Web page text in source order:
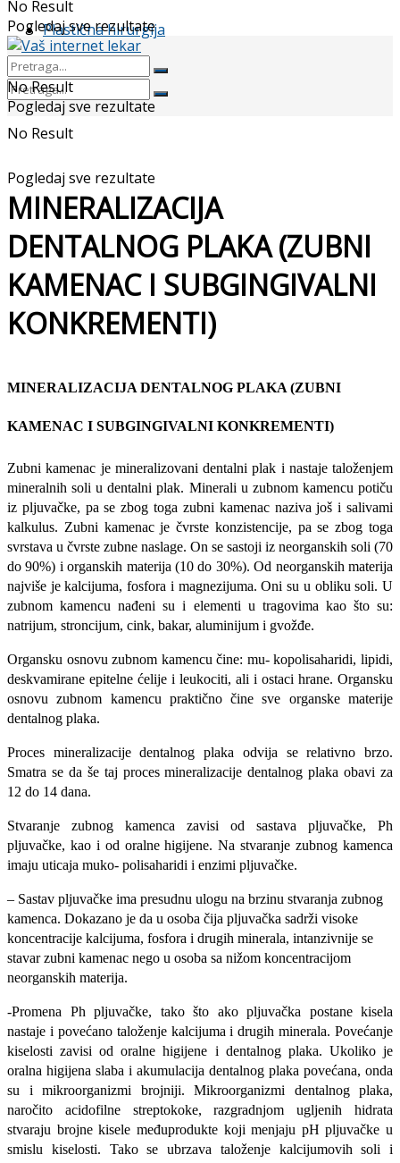
Plastična hirurgija
No Result
Pogledaj sve rezultate
No Result
Pogledaj sve rezultate
No Result
Pogledaj sve rezultate
MINERALIZACIJA
DENTALNOG PLAKA (ZUBNI
KAMENAC I SUBGINGIVALNI
KONKREMENTI)
MINERALIZACIJA DENTALNOG PLAKA (ZUBNI
KAMENAC I SUBGINGIVALNI KONKREMENTI)
Zubni kamenac je mineralizovani dentalni plak i nastaje taloženjem
mineralnih soli u dentalni plak. Minerali u zubnom kamencu potiču
iz pljuvačke, pa se zbog toga zubni kamenac naziva još i salivami
kalkulus. Zubni kamenac je čvrste konzistencije, pa se zbog toga
svrstava u čvrste zubne naslage. On se sastoji iz neorganskih soli (70
do 90%) i organskih materija (10 do 30%). Od neorganskih materija
naj­više je kalcijuma, fosfora i magnezijuma. Oni su u obliku soli. U
zubnom kamencu nađeni su i elemen­ti u tragovima kao što su:
natrijum, stroncijum, cink, bakar, aluminijum i gvožđe.
Organsku osnovu zubnom kamencu čine: mu- kopolisaharidi, lipidi,
deskvamirane epitelne ćelije i leukociti, ali i ostaci hrane. Organsku
osnovu zub­nom kamencu praktično čine sve organske materije
dentalnog plaka.
Proces mineralizacije dentalnog plaka odvija se relativno brzo.
Smatra se da še taj proces minera­lizacije dentalnog plaka obavi za
12 do 14 dana.
Stvaranje zubnog kamenca zavisi od sastava pljuvačke, Ph
pljuvačke, kao i od oralne higijene. Na stvaranje zubnog kamenca
imaju uticaja muko- polisaharidi i enzimi pljuvačke.
– Sastav pljuvačke ima presudnu ulogu na brzi­nu stvaranja zubnog
kamenca. Dokazano je da u osoba čija pljuvačka sadrži visoke
koncentracije kalcijuma, fosfora i drugih minerala, intanzivnije se
stavar zubni kamenac nego u osoba sa nižom kon­centracijom
neorganskih materija.
-Promena Ph pljuvačke, tako što ako pljuvač­ka postane kisela
nastaje i povećano taloženje kalci­juma i drugih minerala. Povećanje
kiselosti zavisi od oralne higijene i dentalnog plaka. Ukoliko je
oralna higijena slaba i akumulacija dentalnog plaka povećana, onda
su i mikroorganizmi brojniji. Mi­kroorganizmi dentalnog plaka,
naročito acidofilne streptokoke, razgradnjom ugljenih hidrata
stvaraju brojne kisele međuprodukte koji menjaju pH plju­vačke u
smislu kiselosti. Tako se ubrzava taloženje kalcijumovih soli i